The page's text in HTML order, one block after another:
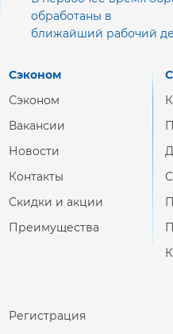
обработаны в
ближайший рабочий
Сэконом
Сэконом
Вакансии
Новости
Контакты
Скидки и акции
Преимущества
Регистрация